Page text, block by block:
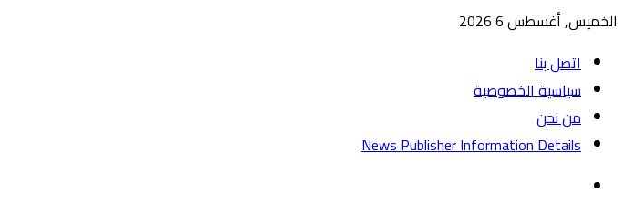
الخميس, أغسطس 6 2026
اتصل بنا
سياسية الخصوصية
من نحن
News Publisher Information Details